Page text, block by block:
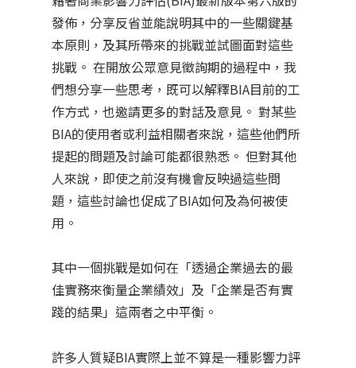
發佈，分享反省並能說明其中的一些關鍵基
本原則，及其所帶來的挑戰並試圖面對這些
挑戰。 在開放公眾意見徵詢期的過程中，我
們想分享一些思考，既可以解釋BIA目前的工
作方式，也邀請更多的對話及意見。 對某些
BIA的使用者或利益相關者來說，這些他們所
提起的問題及討論可能都很熟悉。 但對其他
人來說，即使之前沒有機會反映過這些問
題，這些討論也促成了BIA如何及為何被使
用。
其中一個挑戰是如何在「透過企業過去的最
佳實務來衡量企業績效」及「企業是否有實
踐的結果」這兩者之中平衡。
許多人質疑BIA實際上並不算是一種影響力評